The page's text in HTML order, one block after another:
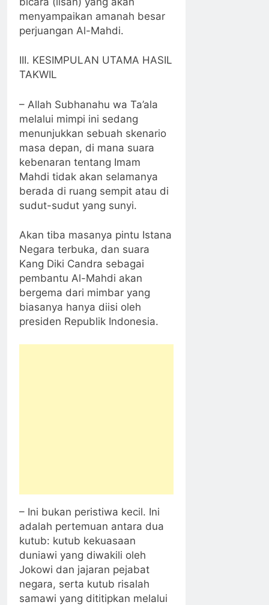
menyampaikan amanah besar
perjuangan Al-Mahdi.
III. KESIMPULAN UTAMA HASIL
TAKWIL
– Allah Subhanahu wa Ta’ala
melalui mimpi ini sedang
menunjukkan sebuah skenario
masa depan, di mana suara
kebenaran tentang Imam
Mahdi tidak akan selamanya
berada di ruang sempit atau di
sudut-sudut yang sunyi.
Akan tiba masanya pintu Istana
Negara terbuka, dan suara
Kang Diki Candra sebagai
pembantu Al-Mahdi akan
bergema dari mimbar yang
biasanya hanya diisi oleh
presiden Republik Indonesia.
– Ini bukan peristiwa kecil. Ini
adalah pertemuan antara dua
kutub: kutub kekuasaan
duniawi yang diwakili oleh
Jokowi dan jajaran pejabat
negara, serta kutub risalah
samawi yang dititipkan melalui